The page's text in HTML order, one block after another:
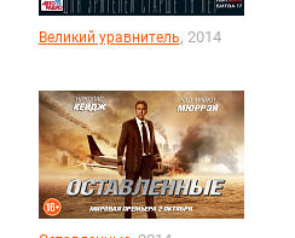
Великий уравнитель, 2014